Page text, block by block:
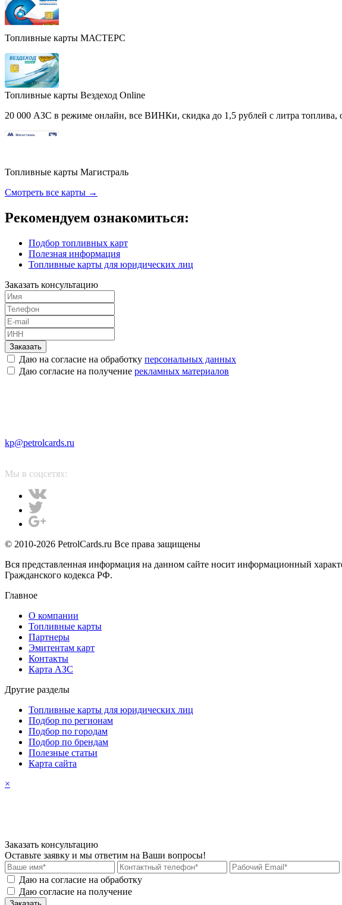
Топливные карты МАСТЕРС
Топливные карты Вездеход Online
20 000 АЗС в режиме онлайн, все ВИНКи, скидка до 1,5 рублей с литра топлива,
Топливные карты Магистраль
Смотреть все карты →
Рекомендуем ознакомиться:
Подбор топливных карт
Полезная информация
Топливные карты для юридических лиц
Заказать консультацию
Заказать
Даю на согласие на обработку персональных данных
Даю согласие на получение рекламных материалов
kp@petrolcards.ru
Мы в соцсетях:
© 2010-2026 PetrolCards.ru Все права защищены
Вся представленная информация на данном сайте носит информационный
Гражданского кодекса РФ.
Главное
О компании
Топливные карты
Партнеры
Эмитентам карт
Контакты
Карта АЗС
Другие разделы
Топливные карты для юридических лиц
Подбор по регионам
Подбор по городам
Подбор по брендам
Полезные статьи
Карта сайта
×
Заказать консультацию
Оставьте заявку и мы ответим на Ваши вопросы!
Даю на согласие на обработку
Даю согласие на получение